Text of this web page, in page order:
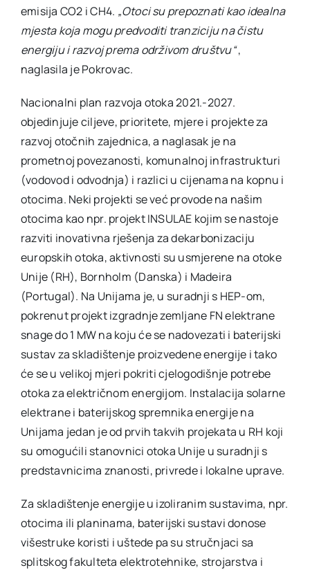
emisija CO2 i CH4. „Otoci su prepoznati kao idealna
mjesta koja mogu predvoditi tranziciju na čistu
energiju i razvoj prema održivom društvu“,
naglasila je Pokrovac.
Nacionalni plan razvoja otoka 2021.-2027.
objedinjuje ciljeve, prioritete, mjere i projekte za
razvoj otočnih zajednica, a naglasak je na
prometnoj povezanosti, komunalnoj infrastrukturi
(vodovod i odvodnja) i razlici u cijenama na kopnu i
otocima. Neki projekti se već provode na našim
otocima kao npr. projekt INSULAE kojim se nastoje
razviti inovativna rješenja za dekarbonizaciju
europskih otoka, aktivnosti su usmjerene na otoke
Unije (RH), Bornholm (Danska) i Madeira
(Portugal). Na Unijama je, u suradnji s HEP-om,
pokrenut projekt izgradnje zemljane FN elektrane
snage do 1 MW na koju će se nadovezati i baterijski
sustav za skladištenje proizvedene energije i tako
će se u velikoj mjeri pokriti cjelogodišnje potrebe
otoka za električnom energijom. Instalacija solarne
elektrane i baterijskog spremnika energije na
Unijama jedan je od prvih takvih projekata u RH koji
su omogućili stanovnici otoka Unije u suradnji s
predstavnicima znanosti, privrede i lokalne uprave.
Za skladištenje energije u izoliranim sustavima, npr.
otocima ili planinama, baterijski sustavi donose
višestruke koristi i uštede pa su stručnjaci sa
splitskog fakulteta elektrotehnike, strojarstva i